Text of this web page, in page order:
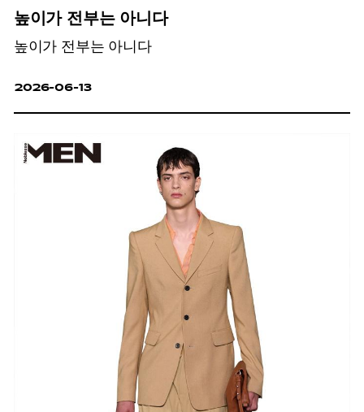
높이가 전부는 아니다
높이가 전부는 아니다
2026-06-13